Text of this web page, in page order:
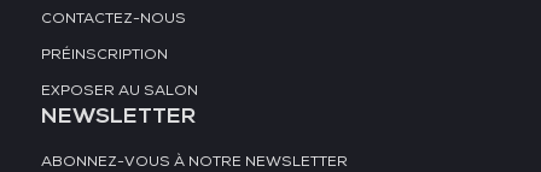
CONTACTEZ-NOUS
PRÉINSCRIPTION
EXPOSER AU SALON
NEWSLETTER
ABONNEZ-VOUS À NOTRE NEWSLETTER